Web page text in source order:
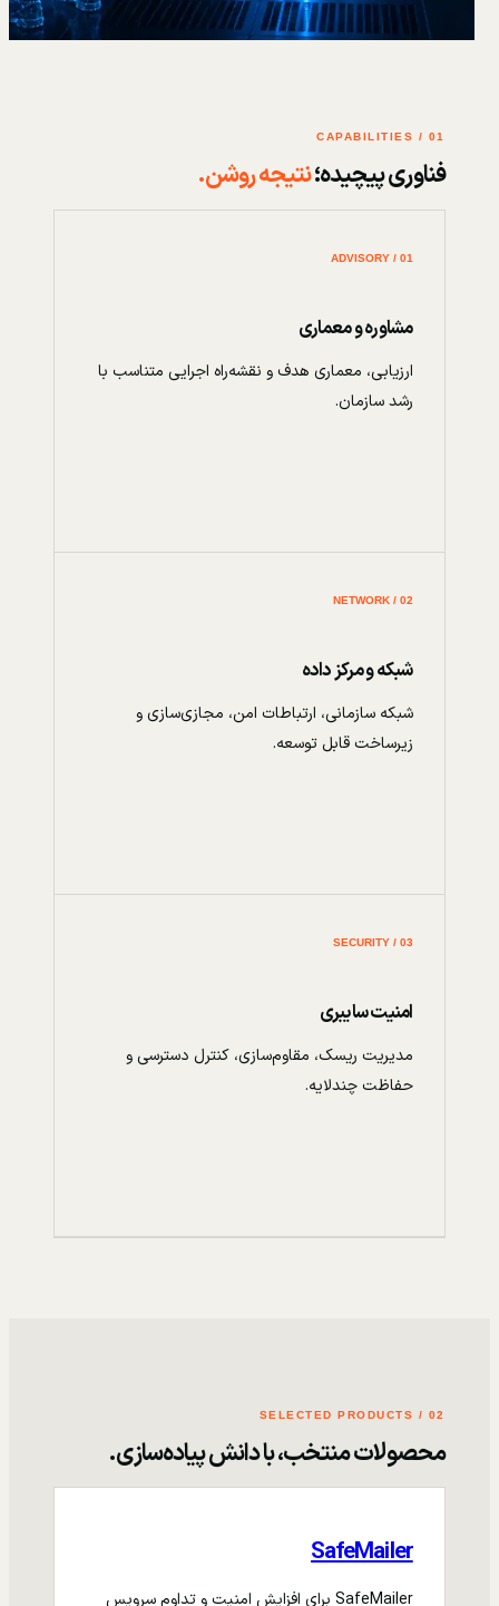
01 / CAPABILITIES
فناوری پیچیده؛نتیجه روشن.
01 / ADVISORY
مشاوره و معماری
ارزیابی، معماری هدف و نقشه‌راه اجرایی متناسب با
رشد سازمان.
02 / NETWORK
شبکه و مرکز داده
شبکه سازمانی، ارتباطات امن، مجازی‌سازی و
زیرساخت قابل توسعه.
03 / SECURITY
امنیت سایبری
مدیریت ریسک، مقاوم‌سازی، کنترل دسترسی و
حفاظت چندلایه.
02 / SELECTED PRODUCTS
محصولات منتخب، با دانش پیاده‌سازی.
SafeMailer
SafeMailer برای افزایش امنیت و تداوم سرویس